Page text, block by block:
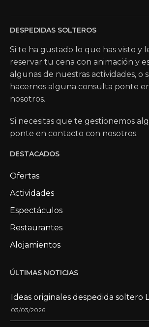
DESPEDIDAS SOLTEROS
Si te ha gustado lo que has visto y
reservar tu cena con animación y
algunas de nuestras actividades, o
hacernos alguna consulta ponte
nosotros.
Si necesitas que te gestionemos
ponte en contacto con nosotros.
DESTACADOS
Ofertas
Actividades
Espectáculos
Restaurantes
Alojamientos
ÚLTIMAS NOTICIAS
Ideas originales despedida soltero
03/03/2026